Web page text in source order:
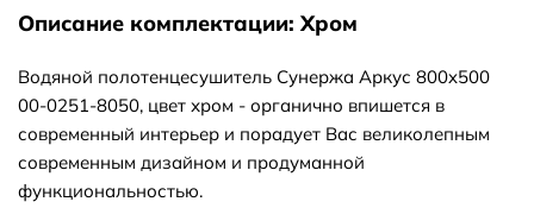
Описание комплектации: Хром
Водяной полотенцесушитель Сунержа Аркус 800x500
00-0251-8050, цвет хром - органично впишется в
современный интерьер и порадует Вас великолепным
современным дизайном и продуманной
функциональностью.